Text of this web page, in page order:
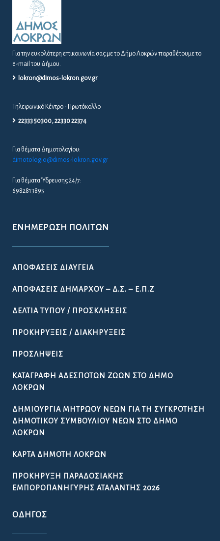
Για την ευκολότερη επικοινωνία σας με το Δήμο Λοκρών παραθέτουμε το
e-mail του Δήμου.
lokron@dimos-lokron.gov.gr
Τηλεφωνικό Κέντρο - Πρωτόκολλο
22333 50300, 22330 22374
Για θέματα Δημοτολογίου:
dimotologio@dimos-lokron.gov.gr
Για θέματα Ύδρευσης 24/7:
6982813895
ΕΝΗΜΈΡΩΣΗ ΠΟΛΙΤΏΝ
ΑΠΟΦΆΣΕΙΣ ΔΙΑΎΓΕΙΑ
ΑΠΟΦΆΣΕΙΣ ΔΗΜΆΡΧΟΥ – Δ.Σ. – Ε.Π.Ζ
ΔΕΛΤΊΑ ΤΎΠΟΥ / ΠΡΟΣΚΛΉΣΕΙΣ
ΠΡΟΚΗΡΎΞΕΙΣ / ΔΙΑΚΗΡΎΞΕΙΣ
ΠΡΟΣΛΉΨΕΙΣ
ΚΑΤΑΓΡΑΦΉ ΑΔΈΣΠΟΤΩΝ ΖΏΩΝ ΣΤΟ ΔΉΜΟ
ΛΟΚΡΏΝ
ΔΗΜΙΟΥΡΓΊΑ ΜΗΤΡΏΟΥ ΝΈΩΝ ΓΙΑ ΤΗ ΣΥΓΚΡΌΤΗΣΗ
ΔΗΜΟΤΙΚΟΎ ΣΥΜΒΟΥΛΊΟΥ ΝΈΩΝ ΣΤΟ ΔΉΜΟ
ΛΟΚΡΏΝ
ΚΆΡΤΑ ΔΗΜΌΤΗ ΛΟΚΡΏΝ
ΠΡΟΚΉΡΥΞΗ ΠΑΡΑΔΟΣΙΑΚΉΣ
ΕΜΠΟΡΟΠΑΝΉΓΥΡΗΣ ΑΤΑΛΆΝΤΗΣ 2026
ΟΔΗΓΌΣ